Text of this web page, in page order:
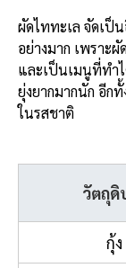
ผัดไททะเล จัดเป็
อย่างมาก เพราะ
และเป็นเมนูที่ทำ
ยุ่งยากมากนัก อีก
ในรสชาติ
วัตถุดิ
กุ้ง